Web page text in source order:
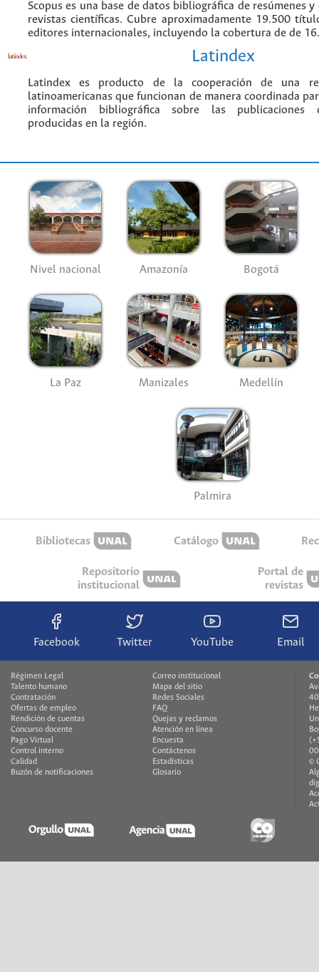
Scopus es una base de datos bibliográfica de resúmenes
revistas científicas. Cubre aproximadamente 19.500
editores internacionales, incluyendo la cobertura de de
Latindex
Latindex es producto de la cooperación de una
latinoamericanas que funcionan de manera coordinada
información bibliográfica sobre las publicaciones
producidas en la región.
Nivel nacional Amazonía Bogotá
La Paz Manizales Medellín
Palmira
Bibliotecas Catálogo
Repositorio
institucional
Portal de
revistas
Facebook Twitter YouTube Email
Régimen Legal
Talento humano
Contratación
Ofertas de empleo
Rendición de cuentas
Concurso docente
Pago Virtual
Control interno
Calidad
Buzón de notificaciones
Correo institucional
Mapa del sitio
Redes Sociales
FAQ
Quejas y reclamos
Atención en línea
Encuesta
Contáctenos
Estadísticas
Glosario
©